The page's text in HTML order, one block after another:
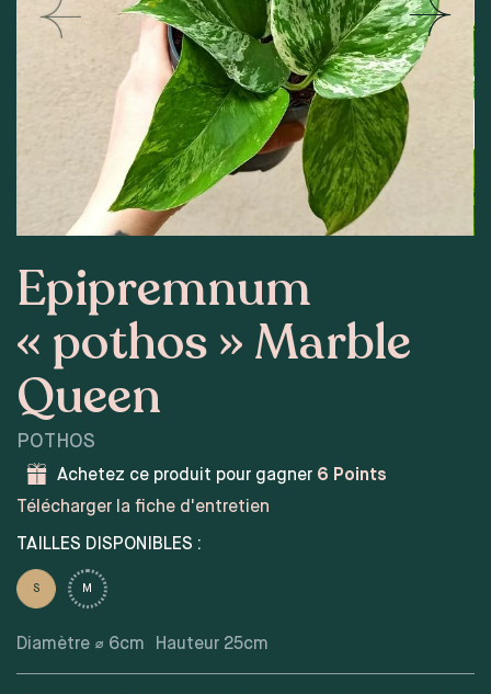
Epipremnum
« pothos » Marble
Queen
POTHOS
Achetez ce produit pour gagner 6 Points
Télécharger la fiche d'entretien
TAILLES DISPONIBLES :
S M
Diamètre ⌀ 6cm Hauteur 25cm